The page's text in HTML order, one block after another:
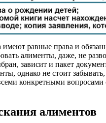
равные права и
алименты, даже, не
зависит и пакет
однако не стоит
конкретными
алиментов